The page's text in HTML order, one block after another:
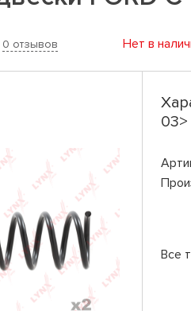
0 отзывов Нет в
03>
Все